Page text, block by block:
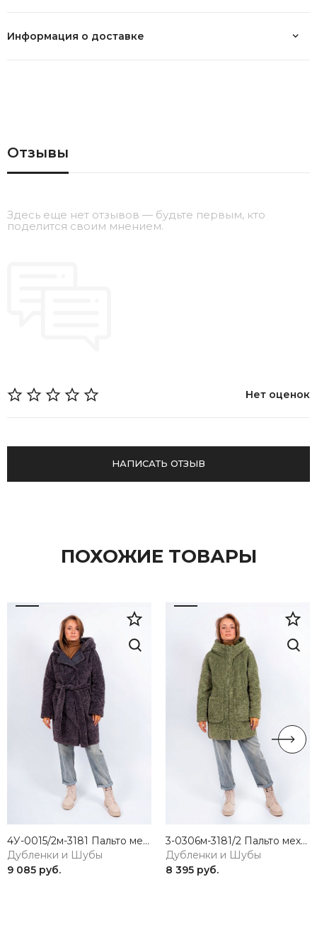
Информация о доставке
Отзывы
Здесь еще нет отзывов — будьте первым, кто
поделится своим мнением.
Нет оценок
НАПИСАТЬ ОТЗЫВ
ПОХОЖИЕ ТОВАРЫ
4У-0015/2м-3181 Пальто меховое женское антрацит ELECTRA STYLE
Дубленки и Шубы
9 085 руб.
3-0306м-3181/2 Пальто меховое женское фисташковый ELECTRA STYLE
Дубленки и Шубы
8 395 руб.